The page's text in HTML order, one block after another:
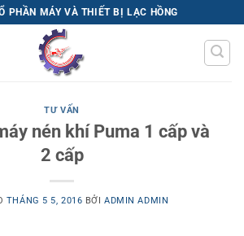
PHẦN MÁY VÀ THIẾT BỊ LẠC HỒNG
TƯ VẤN
nén khí Puma 1 cấp và
2 cấp
THÁNG 5 5, 2016 BỞIADMIN ADMIN